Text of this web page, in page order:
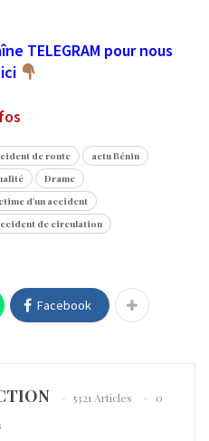
TELEGRAM pour nous
de route
actu Bénin
Drame
d'un accident
de circulation
Facebook
5321 Articles
0